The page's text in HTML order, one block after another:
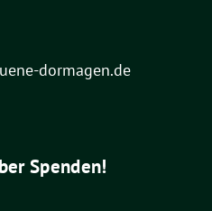
dormagen.de
Spenden!